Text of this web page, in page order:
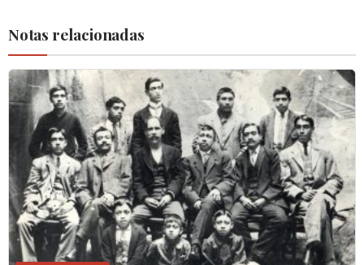
Notas relacionadas